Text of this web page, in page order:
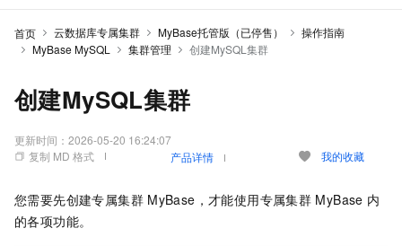
首页 云数据库专属集群 MyBase托管版（已停售）
操作指南
MyBase MySQL
集群管理 创建MySQL集群
创建MySQL集群
更新时间： 2026-05-20 16:24:07
复制 MD 格式
产品详情 我的收藏
您需要先创建专属集群 MyBase ，才能使用专属集群 MyBase 内
的各项功能。